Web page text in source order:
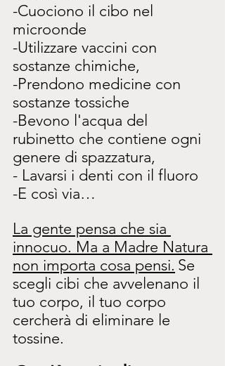
-Cuociono il cibo nel
microonde
-Utilizzare vaccini con
sostanze chimiche,
-Prendono medicine con
sostanze tossiche
-Bevono l'acqua del
rubinetto che contiene ogni
genere di spazzatura,
- Lavarsi i denti con il fluoro
-E così via…
La gente pensa che sia
innocuo. Ma a Madre Natura
non importa cosa pensi. Se
scegli cibi che avvelenano il
tuo corpo, il tuo corpo
cercherà di eliminare le
tossine.